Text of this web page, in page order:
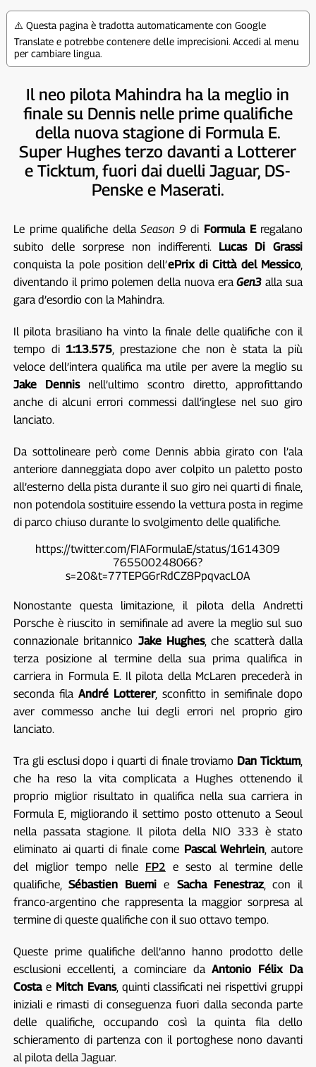
⚠️ Questa pagina è tradotta automaticamente con Google
Translate e potrebbe contenere delle imprecisioni. Accedi al menu
per cambiare lingua.
Il neo pilota Mahindra ha la meglio in
finale su Dennis nelle prime qualifiche
della nuova stagione di Formula E.
Super Hughes terzo davanti a Lotterer
e Ticktum, fuori dai duelli Jaguar, DS-
Penske e Maserati.
Le prime qualifiche dellaSeason 9 di Formula Eregalano
subito delle sorprese non indifferenti. Lucas Di Grassi
conquista la pole position dell’ePrix di Città del Messico,
diventando il primo polemen della nuova eraGen3 alla sua
gara d’esordio con la Mahindra.
Il pilota brasiliano ha vinto la finale delle qualifiche con il
tempo di 1:13.575, prestazione che non è stata la più
veloce dell’intera qualifica ma utile per avere la meglio su
Jake Dennisnell’ultimo scontro diretto, approfittando
anche di alcuni errori commessi dall’inglese nel suo giro
lanciato.
Da sottolineare però come Dennis abbia girato con l’ala
anteriore danneggiata dopo aver colpito un paletto posto
all’esterno della pista durante il suo giro nei quarti di finale,
non potendola sostituire essendo la vettura posta in regime
di parco chiuso durante lo svolgimento delle qualifiche.
https://twitter.com/FIAFormulaE/status/1614309
765500248066?
s=20&t=77TEPG6rRdCZ8PpqvacL0A
Nonostante questa limitazione, il pilota della Andretti
Porsche è riuscito in semifinale ad avere la meglio sul suo
connazionale britannico Jake Hughes, che scatterà dalla
terza posizione al termine della sua prima qualifica in
carriera in Formula E. Il pilota della McLaren precederà in
seconda filaAndré Lotterer, sconfitto in semifinale dopo
aver commesso anche lui degli errori nel proprio giro
lanciato.
Tra gli esclusi dopo i quarti di finale troviamo Dan Ticktum,
che ha reso la vita complicata a Hughes ottenendo il
proprio miglior risultato in qualifica nella sua carriera in
Formula E, migliorando il settimo posto ottenuto a Seoul
nella passata stagione. Il pilota della NIO 333 è stato
eliminato ai quarti di finale come Pascal Wehrlein, autore
del miglior tempo nelle FP2 e sesto al termine delle
qualifiche,Sébastien Buemi e Sacha Fenestraz, con il
franco-argentino che rappresenta la maggior sorpresa al
termine di queste qualifiche con il suo ottavo tempo.
Queste prime qualifiche dell’anno hanno prodotto delle
esclusioni eccellenti, a cominciare daAntonio Félix Da
Costae Mitch Evans, quinti classificati nei rispettivi gruppi
iniziali e rimasti di conseguenza fuori dalla seconda parte
delle qualifiche, occupando così la quinta fila dello
schieramento di partenza con il portoghese nono davanti
al pilota della Jaguar.